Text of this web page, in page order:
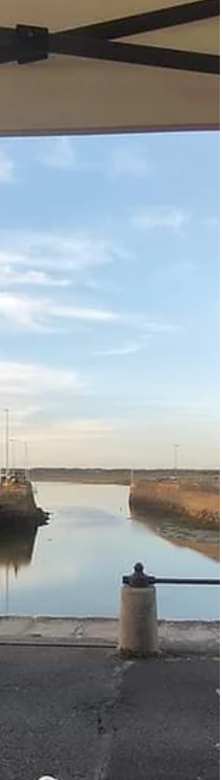
consommer, tout en célébrant la
richesse de l’artisanat africain. Pourquoi
choisir la mode éthique en wax ? La
mode éthique, c’est avant tout u